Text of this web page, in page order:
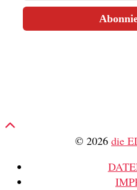
© 2026 die